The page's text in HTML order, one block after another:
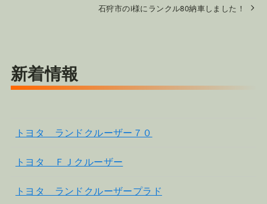
石狩市のi様にランクル80納車しました！
新着情報
トヨタ ランドクルーザー７０
トヨタ ＦＪクルーザー
トヨタ ランドクルーザープラド